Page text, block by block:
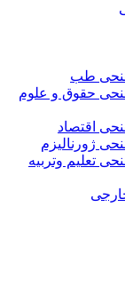
طب
حقوق و علوم
اقتصاد
ژورنالیزم
تعلیم وتربیه